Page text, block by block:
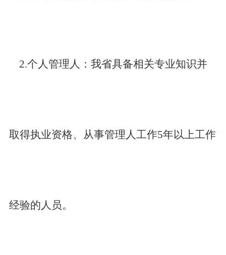
2.个人管理人：我省具备相关专业知识并
取得执业资格、从事管理人工作5年以上工作
经验的人员。